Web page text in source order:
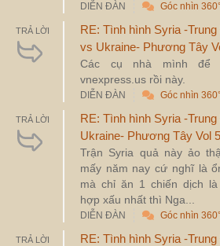
DIỄN ĐÀN Góc nhìn 360°
TRẢ LỜI
RE: Tình hình Syria -
vs Ukraine- Phương Tây
Các cụ nhà mình để
vnexpress.us rồi này.
DIỄN ĐÀN Góc nhìn 360°
TRẢ LỜI
RE: Tình hình Syria -
Ukraine- Phương Tây Vol
Trận Syria quả này ảo
mấy năm nay cứ nghĩ là
mà chỉ ăn 1 chiến dịch
hợp xấu nhất thì Nga...
DIỄN ĐÀN Góc nhìn 360°
TRẢ LỜI
RE: Tình hình Syria -